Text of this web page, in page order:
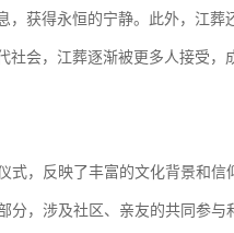
获得永恒的宁静。此外，江葬
会，江葬逐渐被更多人接受，
，反映了丰富的文化背景和信
，涉及社区、亲友的共同参与